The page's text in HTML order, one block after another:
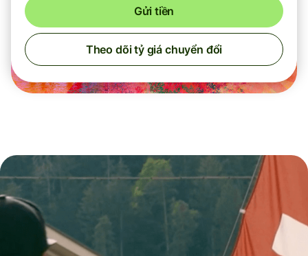
Gửi tiền
Theo dõi tỷ giá chuyển đổi